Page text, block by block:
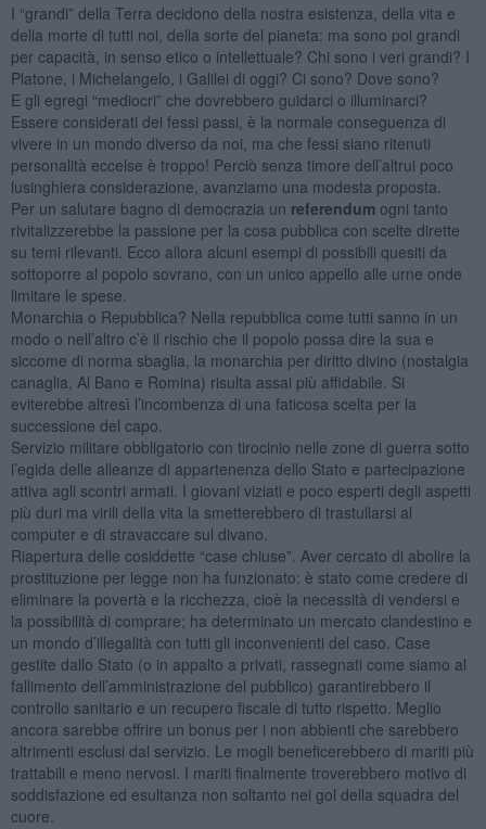
I “grandi” della Terra decidono della nostra esistenza, della vita e
della morte di tutti noi, della sorte del pianeta: ma sono poi grandi
per capacità, in senso etico o intellettuale? Chi sono i veri grandi? I
Platone, i Michelangelo, i Galilei di oggi? Ci sono? Dove sono?
E gli egregi “mediocri” che dovrebbero guidarci o illuminarci?
Essere considerati dei fessi passi, è la normale conseguenza di
vivere in un mondo diverso da noi, ma che fessi siano ritenuti
personalità eccelse è troppo! Perciò senza timore dell’altrui poco
lusinghiera considerazione, avanziamo una modesta proposta.
Per un salutare bagno di democrazia un referendumogni tanto
rivitalizzerebbe la passione per la cosa pubblica con scelte dirette
su temi rilevanti. Ecco allora alcuni esempi di possibili quesiti da
sottoporre al popolo sovrano, con un unico appello alle urne onde
limitare le spese.
Monarchia o Repubblica? Nella repubblica come tutti sanno in un
modo o nell’altro c’è il rischio che il popolo possa dire la sua e
siccome di norma sbaglia, la monarchia per diritto divino (nostalgia
canaglia, Al Bano e Romina) risulta assai più affidabile. Si
eviterebbe altresì l’incombenza di una faticosa scelta per la
successione del capo.
Servizio militare obbligatorio con tirocinio nelle zone di guerra sotto
l’egida delle alleanze di appartenenza dello Stato e partecipazione
attiva agli scontri armati. I giovani viziati e poco esperti degli aspetti
più duri ma virili della vita la smetterebbero di trastullarsi al
computer e di stravaccare sul divano.
Riapertura delle cosiddette “case chiuse”. Aver cercato di abolire la
prostituzione per legge non ha funzionato: è stato come credere di
eliminare la povertà e la ricchezza, cioè la necessità di vendersi e
la possibilità di comprare; ha determinato un mercato clandestino e
un mondo d’illegalità con tutti gli inconvenienti del caso. Case
gestite dallo Stato (o in appalto a privati, rassegnati come siamo al
fallimento dell’amministrazione del pubblico) garantirebbero il
controllo sanitario e un recupero fiscale di tutto rispetto. Meglio
ancora sarebbe offrire un bonus per i non abbienti che sarebbero
altrimenti esclusi dal servizio. Le mogli beneficerebbero di mariti più
trattabili e meno nervosi. I mariti finalmente troverebbero motivo di
soddisfazione ed esultanza non soltanto nei gol della squadra del
cuore.